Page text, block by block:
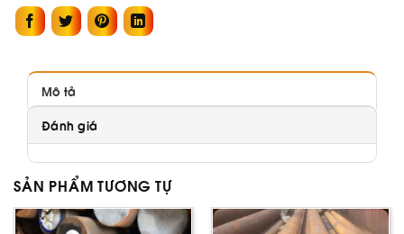
Mô tả
Đánh giá
SẢN PHẨM TƯƠNG TỰ